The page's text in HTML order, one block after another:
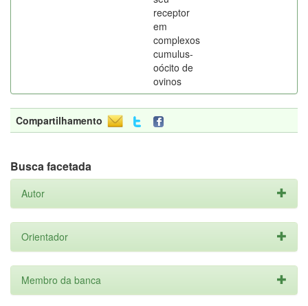
receptor
em
complexos
cumulus-
oócito de
ovinos
Compartilhamento
Busca facetada
Autor
Orientador
Membro da banca